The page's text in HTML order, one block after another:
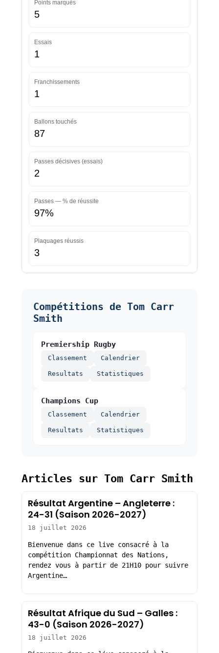
Points marqués
5
Essais
1
Franchissements
1
Ballons touchés
87
Passes décisives (essais)
2
Passes — % de réussite
97%
Plaquages réussis
3
Compétitions de Tom Carr
Smith
Premiership Rugby
Classement Calendrier
Resultats Statistiques
Champions Cup
Classement Calendrier
Resultats Statistiques
Articles sur Tom Carr Smith
Résultat Argentine – Angleterre :
24-31 (Saison 2026-2027)
18 juillet 2026
Bienvenue dans ce live consacré à la
compétition Championnat des Nations,
rendez vous à partir de 21H10 pour suivre
Argentine…
Résultat Afrique du Sud – Galles :
43-0 (Saison 2026-2027)
18 juillet 2026